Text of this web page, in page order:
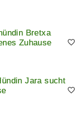
Bretxa
Zuhause
Jara sucht